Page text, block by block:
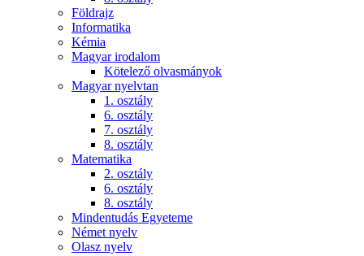
Földrajz
Informatika
Kémia
Magyar irodalom
Kötelező olvasmányok
Magyar nyelvtan
1. osztály
6. osztály
7. osztály
8. osztály
Matematika
2. osztály
6. osztály
8. osztály
Mindentudás Egyeteme
Német nyelv
Olasz nyelv